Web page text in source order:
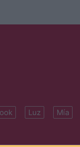
Luz Mía